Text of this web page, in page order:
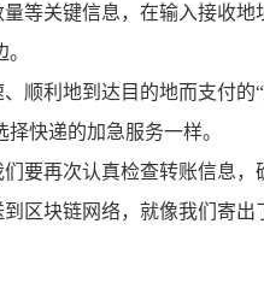
等关键信息，在输入接收
顺利地到达目的地而支付
快递的加急服务一样。
要再次认真检查转账信息
区块链网络，就像我们寄出